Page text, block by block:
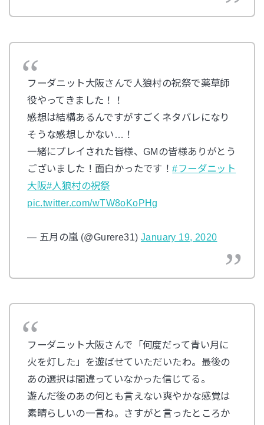
フーダニット大阪さんで人狼村の祝祭で薬草師
役やってきました！！
感想は結構あるんですがすごくネタバレになり
そうな感想しかない…！
一緒にプレイされた皆様、GMの皆様ありがとう
ございました！面白かったです！#フーダニット
大阪#人狼村の祝祭
pic.twitter.com/wTW8oKoPHg
— 五月の嵐 (@Gurere31) January 19, 2020
フーダニット大阪さんで「何度だって青い月に
火を灯した」を遊ばせていただいたわ。最後の
あの選択は間違っていなかった信じてる。
遊んだ後のあの何とも言えない爽やかな感覚は
素晴らしいの一言ね。さすがと言ったところか